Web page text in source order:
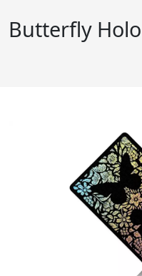
Butterfly
Előző kép